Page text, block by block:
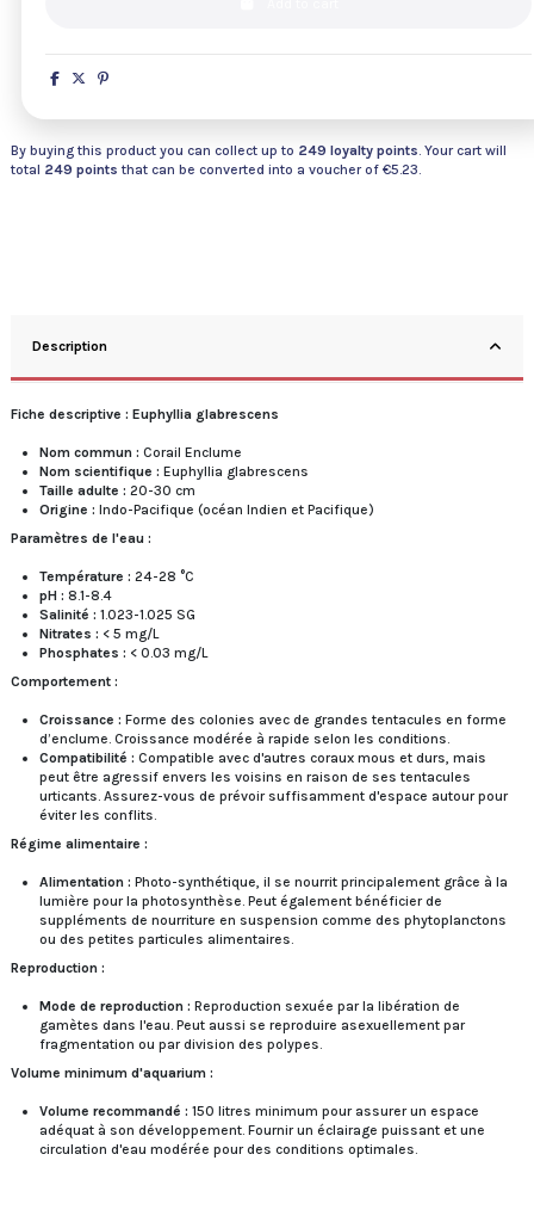
By buying this product you can collect up to 249 loyalty points. Your cart will
total 249 points that can be converted into a voucher of €5.23.
Description
Fiche descriptive : Euphyllia glabrescens
Nom commun : Corail Enclume
Nom scientifique : Euphyllia glabrescens
Taille adulte : 20-30 cm
Origine : Indo-Pacifique (océan Indien et Pacifique)
Paramètres de l'eau :
Température : 24-28 °C
pH : 8.1-8.4
Salinité : 1.023-1.025 SG
Nitrates : < 5 mg/L
Phosphates : < 0.03 mg/L
Comportement :
Croissance : Forme des colonies avec de grandes tentacules en forme
d’enclume. Croissance modérée à rapide selon les conditions.
Compatibilité : Compatible avec d'autres coraux mous et durs, mais
peut être agressif envers les voisins en raison de ses tentacules
urticants. Assurez-vous de prévoir suffisamment d'espace autour pour
éviter les conflits.
Régime alimentaire :
Alimentation : Photo-synthétique, il se nourrit principalement grâce à la
lumière pour la photosynthèse. Peut également bénéficier de
suppléments de nourriture en suspension comme des phytoplanctons
ou des petites particules alimentaires.
Reproduction :
Mode de reproduction : Reproduction sexuée par la libération de
gamètes dans l'eau. Peut aussi se reproduire asexuellement par
fragmentation ou par division des polypes.
Volume minimum d'aquarium :
Volume recommandé : 150 litres minimum pour assurer un espace
adéquat à son développement. Fournir un éclairage puissant et une
circulation d'eau modérée pour des conditions optimales.